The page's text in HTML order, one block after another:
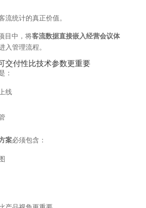
流统计的真正价值。
目中，将客流数据直接嵌入经营会议体
入管理流程。
交付性比技术参数更重要
：
线
案必须包含：